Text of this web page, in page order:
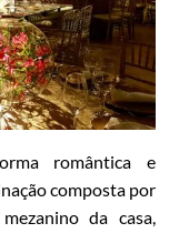
romântica e
composta por
da casa,